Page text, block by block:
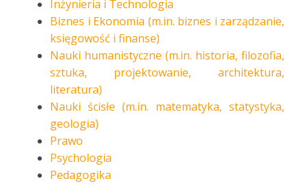
Inżynieria i Technologia
Biznes i Ekonomia (m.in. biznes i zarządzanie,
księgowość i finanse)
Nauki humanistyczne (m.in. historia, filozofia,
sztuka, projektowanie, architektura,
literatura)
Nauki ścisłe (m.in. matematyka, statystyka,
geologia)
Prawo
Psychologia
Pedagogika